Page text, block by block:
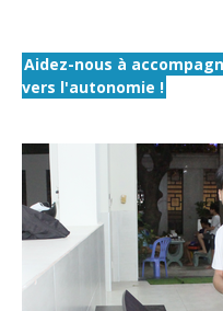
Aidez-nous à
vers l'autonomie !